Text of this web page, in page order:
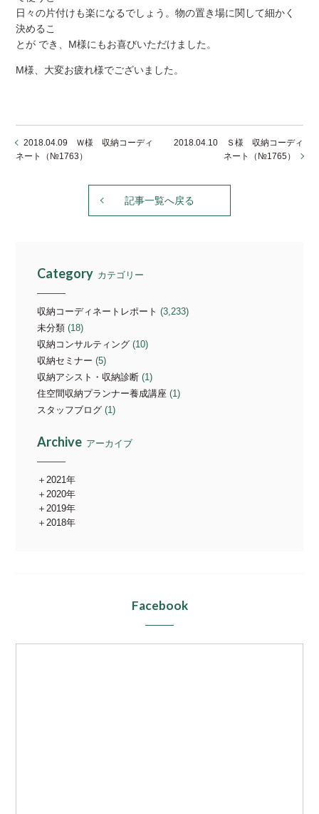
日々の片付けも楽になるでしょう。物の置き場に関して細かく
決めるこ
とが でき、M様にもお喜びいただけました。
M様、大変お疲れ様でございました。
2018.04.09 Ｗ様 収納コーディ
ネート（№1763）
2018.04.10 Ｓ様 収納コーディ
ネート（№1765）
記事一覧へ戻る
Category カテゴリー
収納コーディネートレポート (3,233)
未分類 (18)
収納コンサルティング (10)
収納セミナー (5)
収納アシスト・収納診断 (1)
住空間収納プランナー養成講座 (1)
スタッフブログ (1)
Archive アーカイブ
2021年
2020年
2019年
2018年
Facebook